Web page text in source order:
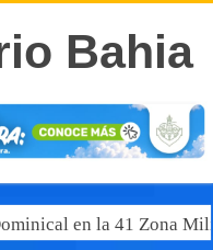
en la 41 Zona